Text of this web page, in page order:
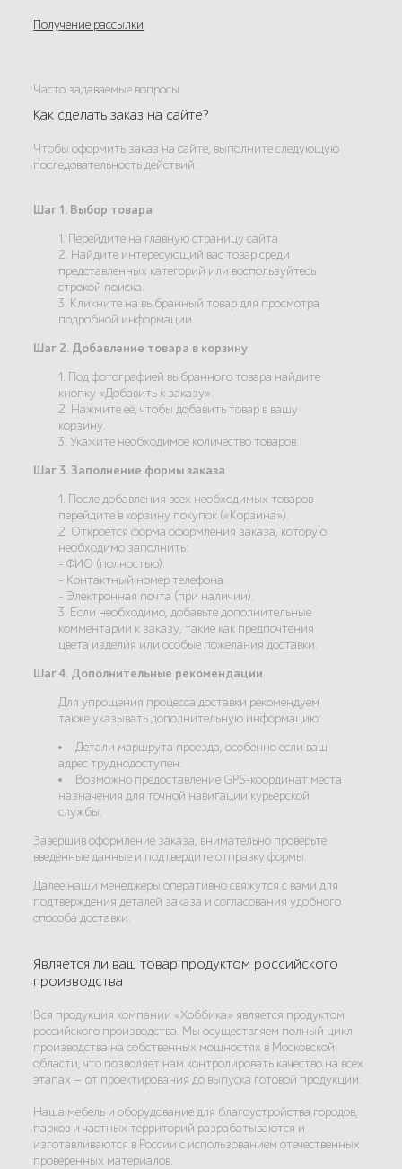
Получение рассылки
Часто задаваемые вопросы
Как сделать заказ на сайте?
Чтобы оформить заказ на сайте, выполните следующую
последовательность действий:
Шаг 1. Выбор товара
1. Перейдите на главную страницу сайта.
2. Найдите интересующий вас товар среди
представленных категорий или воспользуйтесь
строкой поиска.
3. Кликните на выбранный товар для просмотра
подробной информации.
Шаг 2. Добавление товара в корзину
1. Под фотографией выбранного товара найдите
кнопку «Добавить к заказу».
2. Нажмите её, чтобы добавить товар в вашу
корзину.
3. Укажите необходимое количество товаров.
Шаг 3. Заполнение формы заказа
1. После добавления всех необходимых товаров
перейдите в корзину покупок («Корзина»).
2. Откроется форма оформления заказа, которую
необходимо заполнить:
- ФИО (полностью).
- Контактный номер телефона.
- Электронная почта (при наличии).
3. Если необходимо, добавьте дополнительные
комментарии к заказу, такие как предпочтения
цвета изделия или особые пожелания доставки.
Шаг 4. Дополнительные рекомендации
Для упрощения процесса доставки рекомендуем
также указывать дополнительную информацию:
Детали маршрута проезда, особенно если ваш
адрес труднодоступен.
Возможно предоставление GPS-координат места
назначения для точной навигации курьерской
службы.
Завершив оформление заказа, внимательно проверьте
введённые данные и подтвердите отправку формы.
Далее наши менеджеры оперативно свяжутся с вами для
подтверждения деталей заказа и согласования удобного
способа доставки.
Является ли ваш товар продуктом российского
производства
Вся продукция компании «Хоббика» является продуктом
российского производства. Мы осуществляем полный цикл
производства на собственных мощностях в Московской
области, что позволяет нам контролировать качество на всех
этапах — от проектирования до выпуска готовой продукции.
Наша мебель и оборудование для благоустройства городов,
парков и частных территорий разрабатываются и
изготавливаются в России с использованием отечественных
проверенных материалов.